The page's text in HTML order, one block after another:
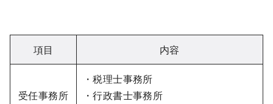
項目 内容
受任事務所
・税理士事務所
・行政書士事務所